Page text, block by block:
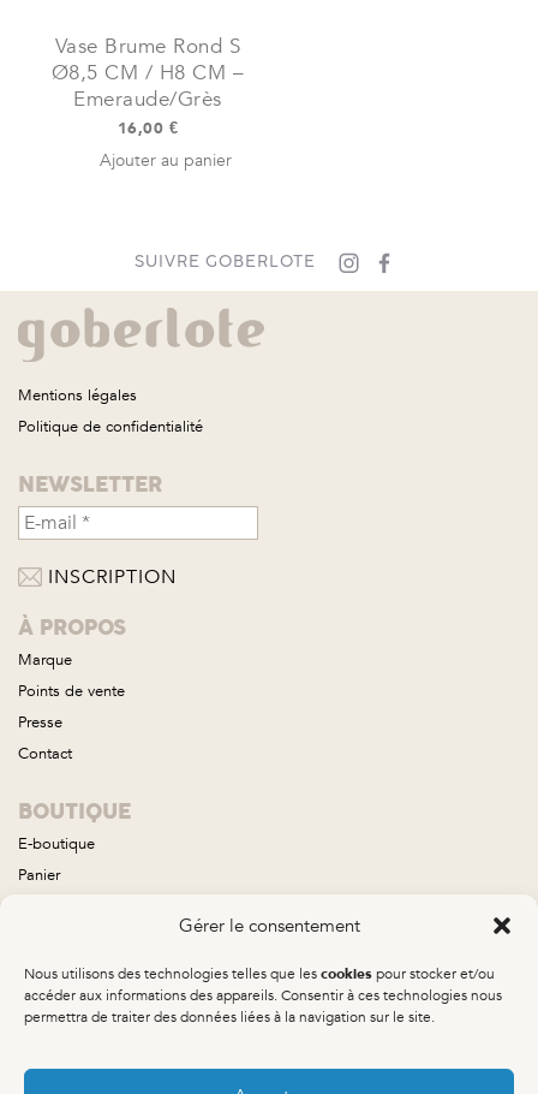
Gérer le consentement
Nous utilisons des technologies telles que les cookies pour stocker et/ou
accéder aux informations des appareils. Consentir à ces technologies nous
permettra de traiter des données liées à la navigation sur le site.
Vase Brume Rond S
Ø8,5 CM / H8 CM –
Emeraude/Grès
16,00 €
Ajouter au panier
SUIVRE GOBERLOTE
Mentions légales
Politique de confidentialité
NEWSLETTER
À PROPOS
Marque
Points de vente
Presse
Contact
BOUTIQUE
E-boutique
Panier
Conditions générales de vente
COLLECTIONS
Aube